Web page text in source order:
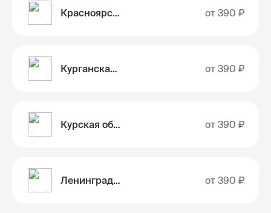
Красноярский край от 390 ₽
Курганская область от 390 ₽
Курская область от 390 ₽
Ленинградская область от 390 ₽